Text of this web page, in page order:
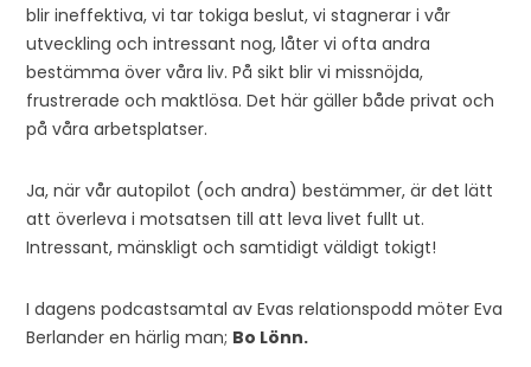
blir ineffektiva, vi tar tokiga beslut, vi stagnerar i vår
utveckling och intressant nog, låter vi ofta andra
bestämma över våra liv. På sikt blir vi missnöjda,
frustrerade och maktlösa. Det här gäller både privat och
på våra arbetsplatser.
Ja, när vår autopilot (och andra) bestämmer, är det lätt
att överleva i motsatsen till att leva livet fullt ut.
Intressant, mänskligt och samtidigt väldigt tokigt!
I dagens podcastsamtal av Evas relationspodd möter Eva
Berlander en härlig man; Bo Lönn.